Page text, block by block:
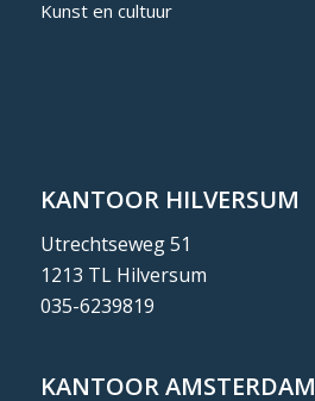
Kunst en cultuur
KANTOOR HILVERSUM
Utrechtseweg 51
1213 TL Hilversum
035-6239819
KANTOOR AMSTERDAM